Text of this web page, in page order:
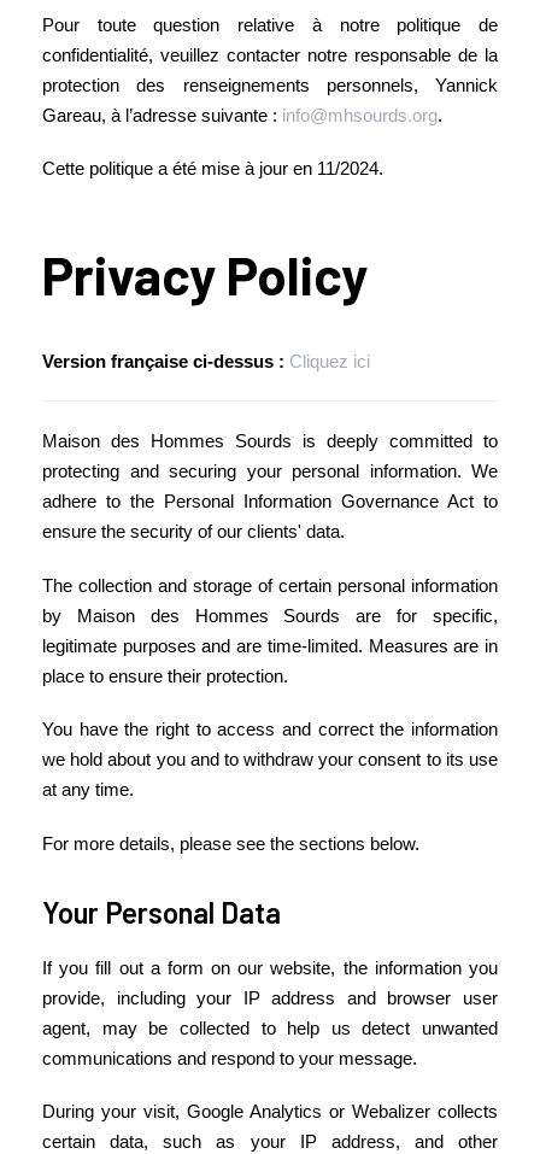
Pour toute question relative à notre politique de
confidentialité, veuillez contacter notre responsable de la
protection des renseignements personnels, Yannick
Gareau, à l’adresse suivante : info@mhsourds.org.
Cette politique a été mise à jour en 11/2024.
Privacy Policy
Version française ci-dessus : Cliquez ici
Maison des Hommes Sourds is deeply committed to
protecting and securing your personal information. We
adhere to the Personal Information Governance Act to
ensure the security of our clients' data.
The collection and storage of certain personal information
by Maison des Hommes Sourds are for specific,
legitimate purposes and are time-limited. Measures are in
place to ensure their protection.
You have the right to access and correct the information
we hold about you and to withdraw your consent to its use
at any time.
For more details, please see the sections below.
Your Personal Data
If you fill out a form on our website, the information you
provide, including your IP address and browser user
agent, may be collected to help us detect unwanted
communications and respond to your message.
During your visit, Google Analytics or Webalizer collects
certain data, such as your IP address, and other